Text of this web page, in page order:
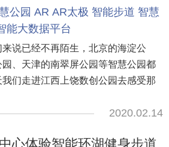
公园 AR AR太极 智能步道 智慧
能大数据平台
说已经不再陌生，北京的海淀公
、天津的南翠屏公园等智慧公园都
们走进江西上饶数创公园去感受那
2020.02.14
心体验智能环湖健身步道